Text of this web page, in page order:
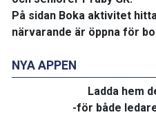
NYA APPEN
Ladda hem
-för både
På sidan Boka aktivitet
närvarande är öppna för